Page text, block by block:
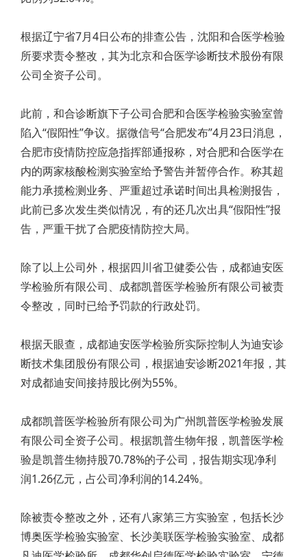
根据辽宁省7月4日公布的排查公告，沈阳和合医学检验
所要求责令整改，其为北京和合医学诊断技术股份有限
公司全资子公司。
此前，和合诊断旗下子公司合肥和合医学检验实验室曾
陷入“假阳性”争议。据微信号“合肥发布”4月23日消息，
合肥市疫情防控应急指挥部通报称，对合肥和合医学在
内的两家核酸检测实验室给予警告并暂停合作。称其超
能力承揽检测业务、严重超过承诺时间出具检测报告，
此前已多次发生类似情况，有的还几次出具“假阳性”报
告，严重干扰了合肥疫情防控大局。
除了以上公司外，根据四川省卫健委公告，成都迪安医
学检验所有限公司、成都凯普医学检验所有限公司被责
令整改，同时已给予罚款的行政处罚。
根据天眼查，成都迪安医学检验所实际控制人为迪安诊
断技术集团股份有限公司，根据迪安诊断2021年报，其
对成都迪安间接持股比例为55%。
成都凯普医学检验所有限公司为广州凯普医学检验发展
有限公司全资子公司。根据凯普生物年报，凯普医学检
验是凯普生物持股70.78%的子公司，报告期实现净利
润1.26亿元，占公司净利润的14.24%。
除被责令整改之外，还有八家第三方实验室，包括长沙
博奥医学检验实验室、长沙美联医学检验实验室、成都